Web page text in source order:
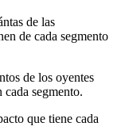
de las
de cada segmento
de los oyentes
segmento.
que tiene cada